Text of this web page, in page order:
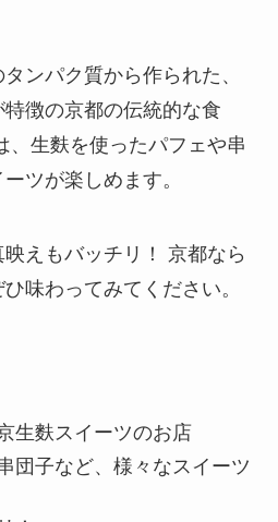
ンパク質から作られた、
徴の京都の伝統的な食
、生麩を使ったパフェや串
ツが楽しめます。
えもバッチリ！ 京都なら
味わってみてください。
生麩スイーツのお店
団子など、様々なスイーツ